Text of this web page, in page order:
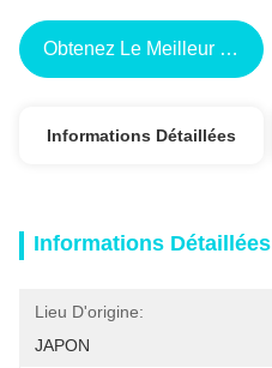
Obtenez Le Meilleur Prix
Informations Détaillées
Informations Détaillées
Lieu D'origine:
JAPON